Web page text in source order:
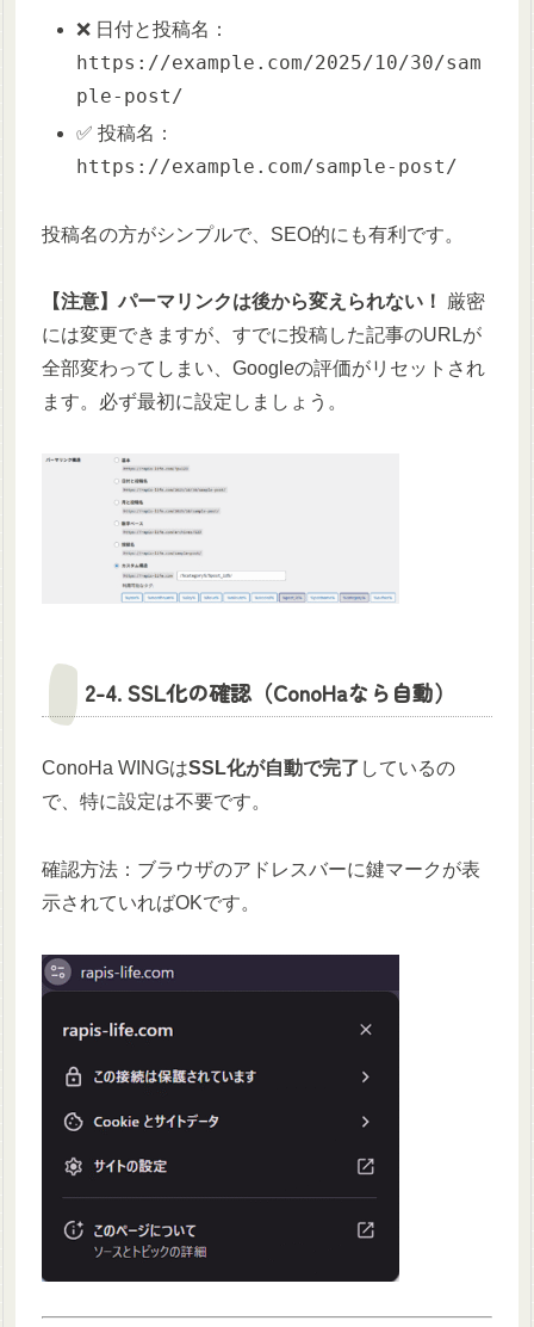
❌ 日付と投稿名：
https://example.com/2025/10/30/sam
ple-post/
✅ 投稿名：
https://example.com/sample-post/
投稿名の方がシンプルで、SEO的にも有利です。
【注意】パーマリンクは後から変えられない！
厳密
には変更できますが、すでに投稿した記事のURLが
全部変わってしまい、Googleの評価がリセットされ
ます。必ず最初に設定しましょう。
2-4. SSL化の確認（ConoHaなら自動）
ConoHa WINGはSSL化が自動で完了 しているの
で、特に設定は不要です。
確認方法：ブラウザのアドレスバーに鍵マークが表
示されていればOKです。